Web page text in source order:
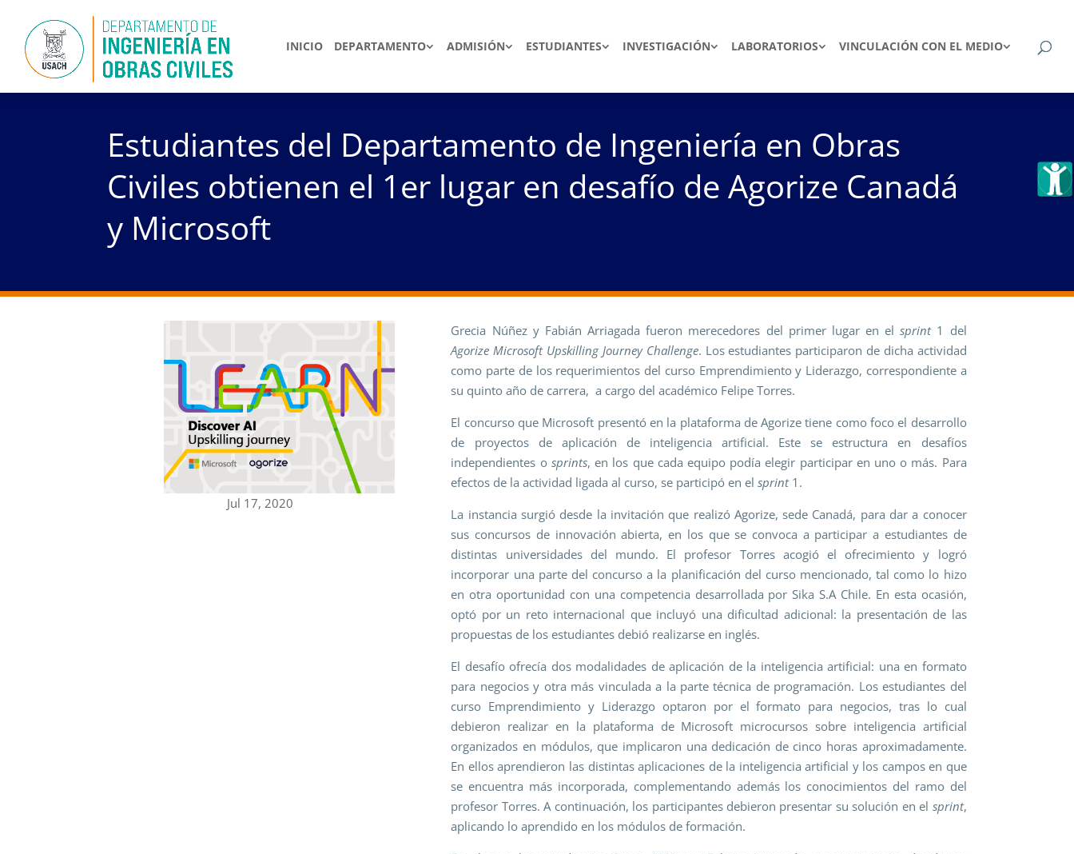
INICIO DEPARTAMENTO ADMISIÓN ESTUDIANTES INVESTIGACIÓN LABORATORIOS VINCULACIÓN CON EL MEDIO
Estudiantes del Departamento de Ingeniería en Obras
Civiles obtienen el 1er lugar en desafío de Agorize Canadá
y Microsoft
Jul 17, 2020
Grecia Núñez y Fabián Arriagada fueron merecedores del primer lugar en elsprint1 del
Agorize Microsoft Upskilling Journey Challenge. Los estudiantes participaron de dicha actividad
como parte de los requerimientos del curso Emprendimiento y Liderazgo, correspondiente a
su quinto año de carrera, a cargo del académico Felipe Torres.
El concurso que Microsoft presentó en la plataforma de Agorize tiene como foco el desarrollo
de proyectos de aplicación de inteligencia artificial. Este se estructura en desafíos
independientes o sprints, en los que cada equipo podía elegir participar en uno o más. Para
efectos de la actividad ligada al curso, se participó en elsprint1.
La instancia surgió desde la invitación que realizó Agorize, sede Canadá, para dar a conocer
sus concursos de innovación abierta, en los que se convoca a participar a estudiantes de
distintas universidades del mundo. El profesor Torres acogió el ofrecimiento y logró
incorporar una parte del concurso a la planificación del curso mencionado, tal como lo hizo
en otra oportunidad con una competencia desarrollada por Sika S.A Chile. En esta ocasión,
optó por un reto internacional que incluyó una dificultad adicional: la presentación de las
propuestas de los estudiantes debió realizarse en inglés.
El desafío ofrecía dos modalidades de aplicación de la inteligencia artificial: una en formato
para negocios y otra más vinculada a la parte técnica de programación. Los estudiantes del
curso Emprendimiento y Liderazgo optaron por el formato para negocios, tras lo cual
debieron realizar en la plataforma de Microsoft microcursos sobre inteligencia artificial
organizados en módulos, que implicaron una dedicación de cinco horas aproximadamente.
En ellos aprendieron las distintas aplicaciones de la inteligencia artificial y los campos en que
se encuentra más incorporada, complementando además los conocimientos del ramo del
profesor Torres. A continuación, los participantes debieron presentar su solución en el sprint,
aplicando lo aprendido en los módulos de formación.